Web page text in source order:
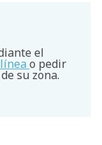
el
o pedir
de su zona.